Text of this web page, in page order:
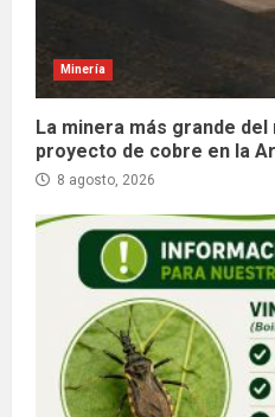
Minería
La minera más grande
proyecto de cobre en la
8 agosto, 2026